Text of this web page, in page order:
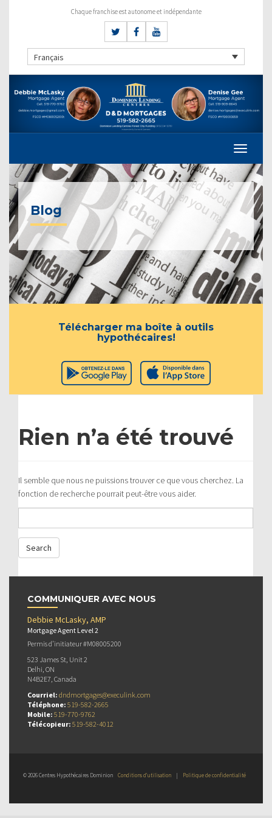
Chaque franchise est autonome et indépendante
Français
Blog
Télécharger ma boîte à outils
hypothécaires!
Rien n’a été trouvé
Il semble que nous ne puissions trouver ce que vous cherchez. La
fonction de recherche pourrait peut-être vous aider.
COMMUNIQUER AVEC NOUS
Debbie McLasky, AMP
Mortgage Agent Level 2
Permis d’initiateur #M08005200
523 James St, Unit 2
Delhi, ON
N4B2E7, Canada
Courriel: dndmortgages@execulink.com
Téléphone: 519-582-2665
Mobile: 519-770-9762
Télécopieur: 519-582-4012
© 2026 Centres Hypothécaires Dominion Conditions d’utilisation | Politique de confidentialité